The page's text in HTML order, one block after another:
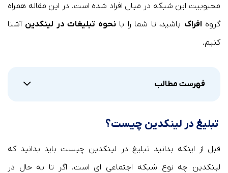
محبوبیت این شبکه در میان افراد شده است. در این مقاله همراه
گروه افراک باشید، تا شما را بانحوه تبلیغات در لینکدین آشنا
کنیم.
فهرست مطالب
تبلیغ در لینکدین چیست؟
قبل از اینکه بدانید تبلیغ در لینکدین چیست باید بدانید که
لینکدین چه نوع شبکه اجتماعی ای است. اگر تا به حال در